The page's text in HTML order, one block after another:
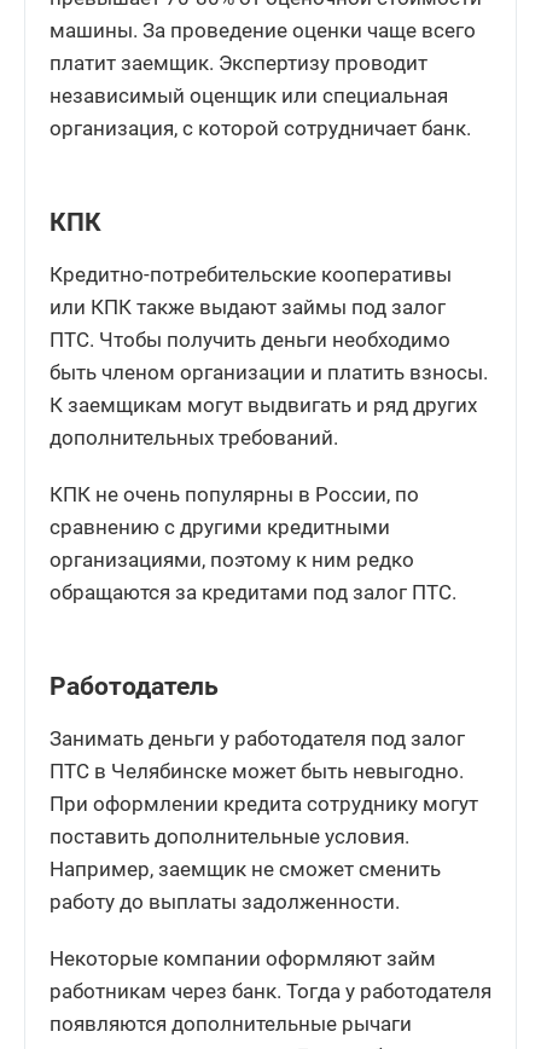
машины. За проведение оценки чаще всего
платит заемщик. Экспертизу проводит
независимый оценщик или специальная
организация, с которой сотрудничает банк.
КПК
Кредитно-потребительские кооперативы
или КПК также выдают займы под залог
ПТС. Чтобы получить деньги необходимо
быть членом организации и платить взносы.
К заемщикам могут выдвигать и ряд других
дополнительных требований.
КПК не очень популярны в России, по
сравнению с другими кредитными
организациями, поэтому к ним редко
обращаются за кредитами под залог ПТС.
Работодатель
Занимать деньги у работодателя под залог
ПТС в Челябинске может быть невыгодно.
При оформлении кредита сотруднику могут
поставить дополнительные условия.
Например, заемщик не сможет сменить
работу до выплаты задолженности.
Некоторые компании оформляют займ
работникам через банк. Тогда у работодателя
появляются дополнительные рычаги